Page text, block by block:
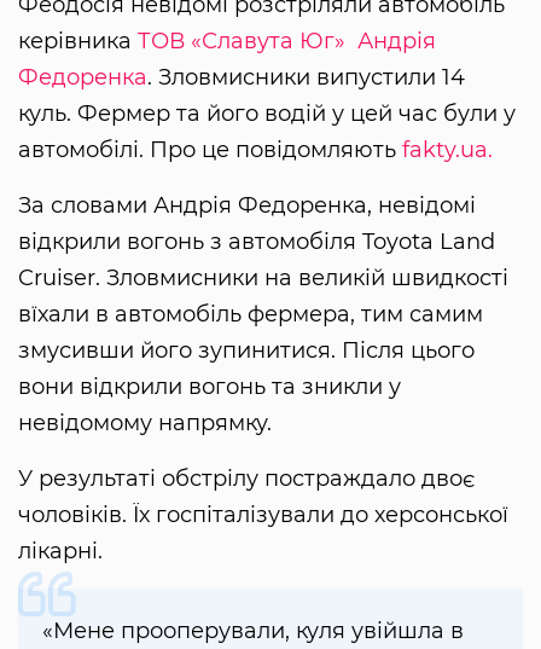
керівника ТОВ «Славута Юг» Андрія
Федоренка. Зловмисники випустили 14
куль. Фермер та його водій у цей час були у
автомобілі. Про це повідомляють fakty.ua.
За словами Андрія Федоренка, невідомі
відкрили вогонь з автомобіля Toyota Land
Cruiser. Зловмисники на великій швидкості
вїхали в автомобіль фермера, тим самим
змусивши його зупинитися. Після цього
вони відкрили вогонь та зникли у
невідомому напрямку.
У результаті обстрілу постраждало двоє
чоловіків. Їх госпіталізували до херсонської
лікарні.
«Мене прооперували, куля увійшла в